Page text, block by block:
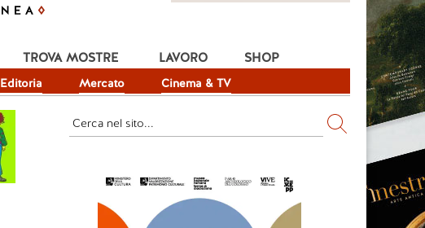
Editoria Mercato Cinema & TV
TROVA MOSTRE LAVORO SHOP